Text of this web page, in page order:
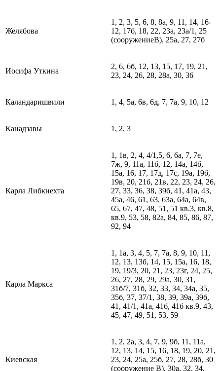
Желябова
1, 2, 3, 5, 6, 8, 8а, 9, 11, 14, 16-
12, 17б, 18, 22, 23а, 23а/1, 25
(сооружениеВ), 25а, 27, 27б
Иосифа Уткина
2, 6, 6б, 12, 13, 15, 17, 19, 21,
23, 24, 26, 28, 28а, 30, 36
Каландаришвили 1, 4, 5а, 6в, 6д, 7, 7а, 9, 10, 12
Канадзавы 1, 2, 3
Карла Либкнехта
1, 1в, 2, 4, 4/1,5, 6, 6а, 7, 7е,
7ж, 9, 11а, 11б, 12, 14а, 14б,
15а, 16, 17, 17д, 17с, 19а, 19б,
19в, 20, 21б, 21в, 22, 23, 24, 26,
27, 33, 36, 38, 39б, 41, 41а, 43,
45а, 46, 61, 63, 63а, 64а, 64в,
65, 67, 47, 48, 51, 51 кв.3, кв.8,
кв.9, 53, 58, 82а, 84, 85, 86, 87,
92, 94
Карла Маркса
1, 1а, 3, 4, 5, 7, 7а, 8, 9, 10, 11,
12, 13, 13б, 14, 15, 15а, 16, 18,
19, 19/3, 20, 21, 23, 23г, 24, 25,
26, 27, 28, 29, 29а, 30, 31,
31б/7, 31б, 32, 33, 34, 34а, 35,
35б, 37, 37/1, 38, 39, 39а, 39б,
41, 41/1, 41а, 41б, 41б кв.9, 43,
45, 47, 49, 51, 53, 59
Киевская
1, 2, 2а, 3, 4, 7, 9, 9б, 11, 11а,
12, 13, 14, 15, 16, 18, 19, 20, 21,
23, 24, 25а, 25б, 27, 28, 28б, 30
(сооружение В), 30а, 32, 34,